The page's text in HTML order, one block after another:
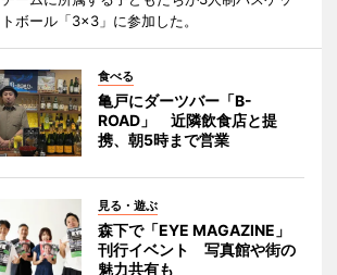
トボール「3×3」に参加した。
食べる
亀戸にダーツバー「B-
ROAD」 近隣飲食店と提
携、朝5時まで営業
見る・遊ぶ
森下で「EYE MAGAZINE」
刊行イベント 写真館や街の
魅力共有も